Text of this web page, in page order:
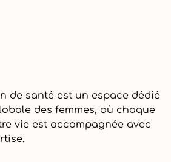
de santé est un espace dédié
des femmes, où chaque
vie est accompagnée avec